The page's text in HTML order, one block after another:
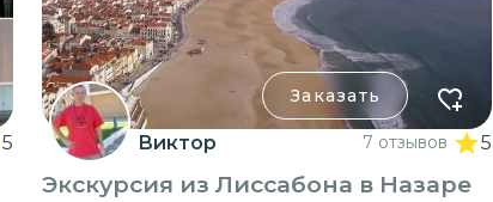
5
Заказать
Виктор 7 отзывов 5
Экскурсия из Лиссабона в Назаре